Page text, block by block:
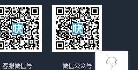
微信公众号
客服微信号